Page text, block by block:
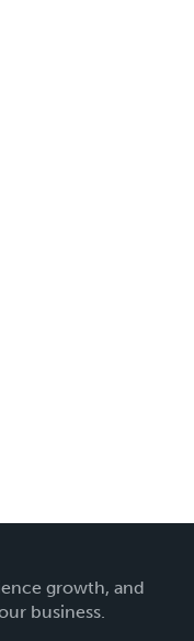
growth, and
business.